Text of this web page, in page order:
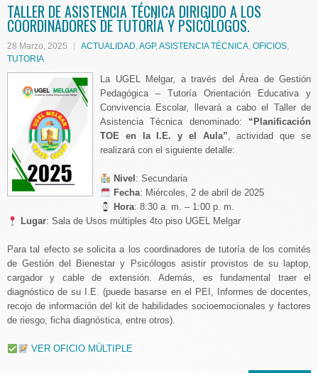
TALLER DE ASISTENCIA TÉCNICA DIRIGIDO A LOS
COORDINADORES DE TUTORÍA Y PSICÓLOGOS.
28 Marzo, 2025 ACTUALIDAD,AGP,ASISTENCIA TÉCNICA, OFICIOS,
TUTORIA
La UGEL Melgar, a través del Área de Gestión
Pedagógica – Tutoría Orientación Educativa y
Convivencia Escolar, llevará a cabo el Taller de
Asistencia Técnica denominado: “Planificación
TOE en la I.E. y el Aula”, actividad que se
realizará con el siguiente detalle:
Nivel : Secundaria
Fecha: Miércoles, 2 de abril de 2025
Hora: 8:30 a. m. – 1:00 p. m.
Lugar: Sala de Usos múltiples 4to piso UGEL Melgar
Para tal efecto se solicita a los coordinadores de tutoría de los comités
de Gestión del Bienestar y Psicólogos asistir provistos de su laptop,
cargador y cable de extensión. Además, es fundamental traer el
diagnóstico de su I.E. (puede basarse en el PEI, Informes de docentes,
recojo de información del kit de habilidades socioemocionales y factores
de riesgo, ficha diagnóstica, entre otros).
VER OFICIO MÚLTIPLE